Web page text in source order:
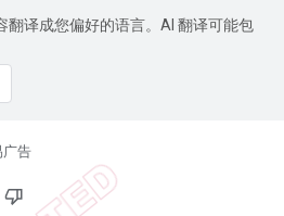
翻译成您偏好的语言。AI 翻译可能包
广告